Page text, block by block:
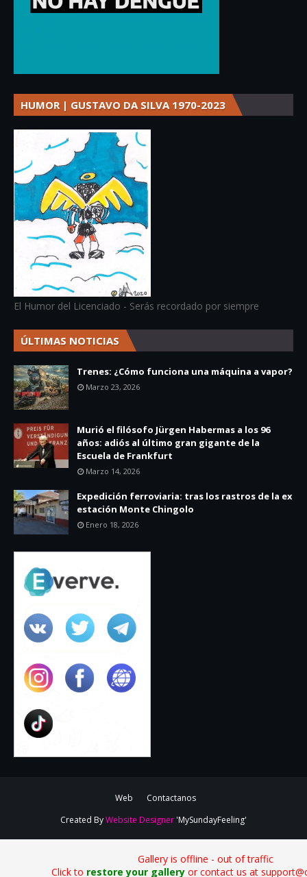
HUMOR | GUSTAVO DA SILVA 1970-2023
El Humor del Licenciado - Serás recordado por siempre
ÚLTIMAS NOTICIAS
Trenes: ¿Cómo funciona una máquina a vapor?
Marzo 23, 2026
Murió el filósofo Jürgen Habermas a los 96
años: adiós al último gran gigante de la
Escuela de Frankfurt
Marzo 14, 2026
Expedición ferroviaria: tras los rastros de la ex
estación Monte Chingolo
Enero 18, 2026
Web
Contactanos
Created ByWebsite Designer 'MySundayFeeling'
Gallery is offline - out of traffic
Click to restore your galleryor contact us at